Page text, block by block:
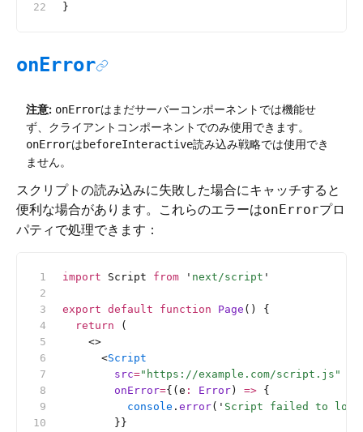
}
onError
注意: onErrorはまだサーバーコンポーネントでは機能せ
ず、クライアントコンポーネントでのみ使用できます。
onErrorはbeforeInteractive読み込み戦略では使用でき
ません。
スクリプトの読み込みに失敗した場合にキャッチすると
便利な場合があります。これらのエラーはonErrorプロ
パティで処理できます：
import Script from ' next/script '
export default function Page () {
  return
(
    <>
      <
Script
        src
="https://example.com/script.js"
        onError
={(e : Error ) => {
          console
. error( ' Script failed to load
        }}